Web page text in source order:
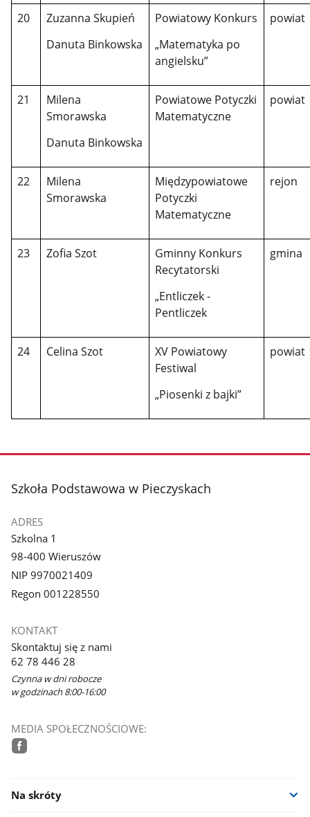
20
Zuzanna Skupień
Danuta Binkowska
Powiatowy Konkurs
„Matematyka po
angielsku”
powiat
21
Milena
Smorawska
Danuta Binkowska
Powiatowe Potyczki
Matematyczne
powiat
22
Milena
Smorawska
Międzypowiatowe
Potyczki
Matematyczne
rejon
23 Zofia Szot
Gminny Konkurs
Recytatorski
„Entliczek -
Pentliczek
gmina
24 Celina Szot
XV Powiatowy
Festiwal
„Piosenki z bajki”
powiat
stopka
Szkoła Podstawowa w Pieczyskach
ADRES
Szkolna 1
98-400 Wieruszów
NIP 9970021409
Regon 001228550
KONTAKT
Skontaktuj się z nami
62 78 446 28
Czynna w dni robocze
w godzinach 8:00-16:00
MEDIA SPOŁECZNOŚCIOWE:
Na skróty